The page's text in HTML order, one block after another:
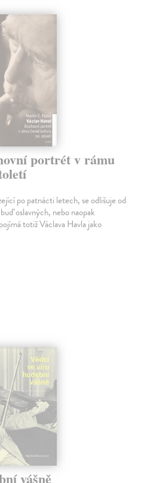
portrét v rámu
po patnácti letech, se odlišuje od
oslavných, nebo naopak
totiž Václava Havla jako
vášně